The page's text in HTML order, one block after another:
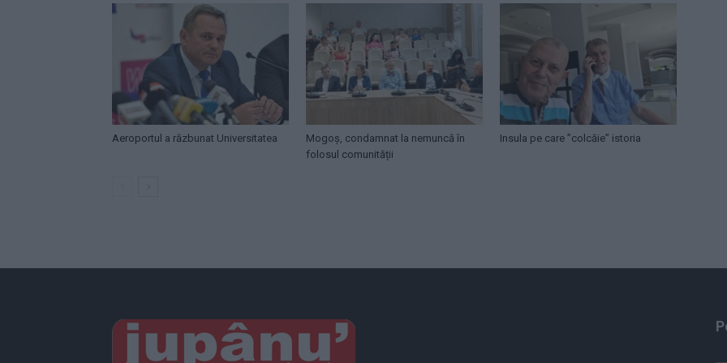
Aeroportul a răzbunat Universitatea
Mogoș, condamnat la nemuncă în
folosul comunității
Insula pe care ”colcăie” istoria